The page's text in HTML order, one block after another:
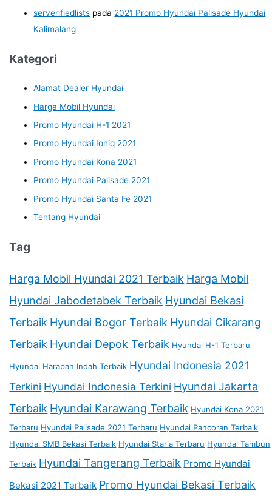
serverifiedlists pada 2021 Promo Hyundai Palisade Hyundai
Kalimalang
Kategori
Alamat Dealer Hyundai
Harga Mobil Hyundai
Promo Hyundai H-1 2021
Promo Hyundai Ioniq 2021
Promo Hyundai Kona 2021
Promo Hyundai Palisade 2021
Promo Hyundai Santa Fe 2021
Tentang Hyundai
Tag
Harga Mobil Hyundai 2021 Terbaik Harga Mobil
Hyundai Jabodetabek Terbaik Hyundai Bekasi
Terbaik Hyundai Bogor Terbaik Hyundai Cikarang
Terbaik Hyundai Depok Terbaik Hyundai H-1 Terbaru
Hyundai Harapan Indah Terbaik Hyundai Indonesia 2021
Terkini Hyundai Indonesia Terkini Hyundai Jakarta
Terbaik Hyundai Karawang Terbaik Hyundai Kona 2021
Terbaru Hyundai Palisade 2021 Terbaru Hyundai Pancoran Terbaik
Hyundai SMB Bekasi Terbaik Hyundai Staria Terbaru Hyundai Tambun
Terbaik Hyundai Tangerang Terbaik Promo Hyundai
Bekasi 2021 Terbaik Promo Hyundai Bekasi Terbaik